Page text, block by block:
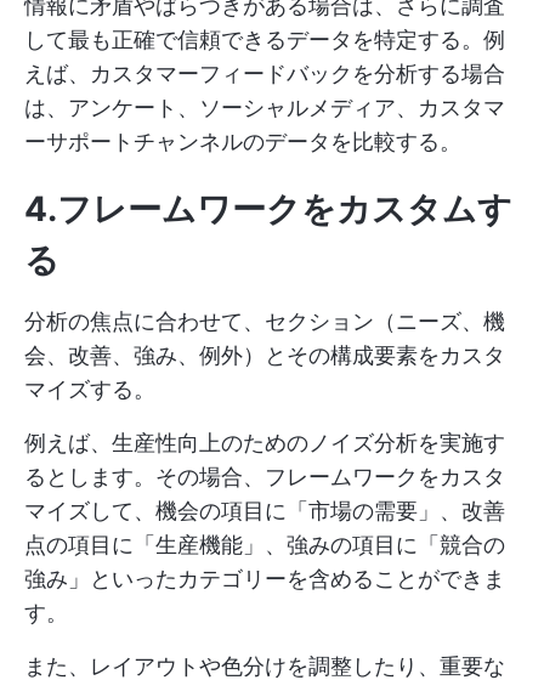
して最も正確で信頼できるデータを特定する。例
えば、カスタマーフィードバックを分析する場合
は、アンケート、ソーシャルメディア、カスタマ
ーサポートチャンネルのデータを比較する。
4.フレームワークをカスタムす
る
分析の焦点に合わせて、セクション（ニーズ、機
会、改善、強み、例外）とその構成要素をカスタ
マイズする。
例えば、生産性向上のためのノイズ分析を実施す
るとします。その場合、フレームワークをカスタ
マイズして、機会の項目に「市場の需要」、改善
点の項目に「生産機能」、強みの項目に「競合の
強み」といったカテゴリーを含めることができま
す。
また、レイアウトや色分けを調整したり、重要な